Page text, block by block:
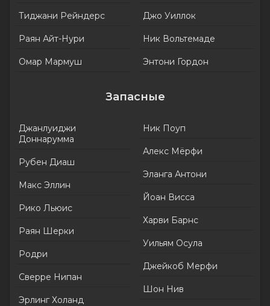
Тиджани Рейндерс
Раян Айт-Нури
Омар Мармуш
Джо Уиллок
Ник Вольтемаде
Энтони Гордон
Запасные
Джанлуиджи
Доннарумма
Рубен Диаш
Макс Эллин
Рико Льюис
Раян Шерки
Родри
Сверре Нипан
Эрлинг Холанд
Ник Поуп
Алекс Мёрфи
Эланга Антони
Йоан Висса
Харви Барнс
Уильям Осула
Джейкоб Мерфи
Шон Нив